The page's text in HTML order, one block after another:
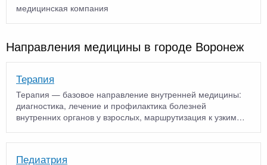
медицинская компания
Направления медицины в городе Воронеж
Терапия
Терапия — базовое направление внутренней медицины:
диагностика, лечение и профилактика болезней
внутренних органов у взрослых, маршрутизация к узким
Педиатрия